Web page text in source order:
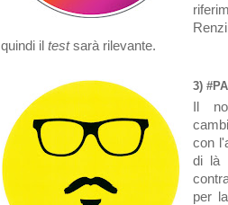
quindi il testsarà rilevante.
3)
Il
con
di là
per